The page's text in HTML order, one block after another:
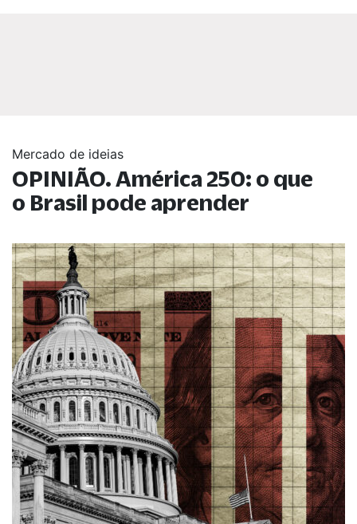
Mercado de ideias
OPINIÃO. América 250: o que
o Brasil pode aprender